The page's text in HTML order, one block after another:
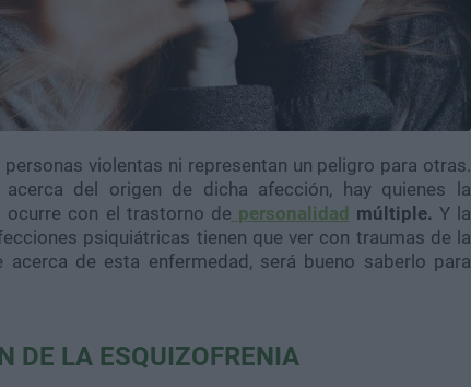
personas violentas ni representan un peligro para otras.
del origen de dicha afección, hay quienes la
con el trastorno de personalidad múltiple. Y la
psiquiátricas tienen que ver con traumas de la
de esta enfermedad, será bueno saberlo para
DE LA ESQUIZOFRENIA